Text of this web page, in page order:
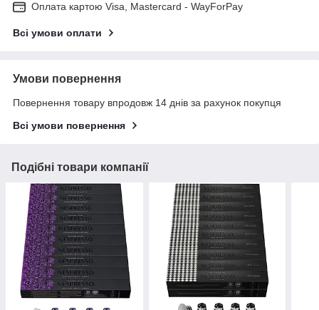
Оплата картою Visa, Mastercard - WayForPay
Всі умови оплати
Умови повернення
Повернення товару впродовж 14 днів за рахунок покупця
Всі умови повернення
Подібні товари компанії